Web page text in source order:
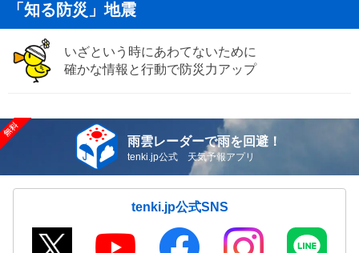
「知る防災」地震
いざという時にあわてないために
確かな情報と行動で防災力アップ
雨雲レーダーで雨を回避！
tenki.jp公式 天気予報アプリ
tenki.jp公式SNS